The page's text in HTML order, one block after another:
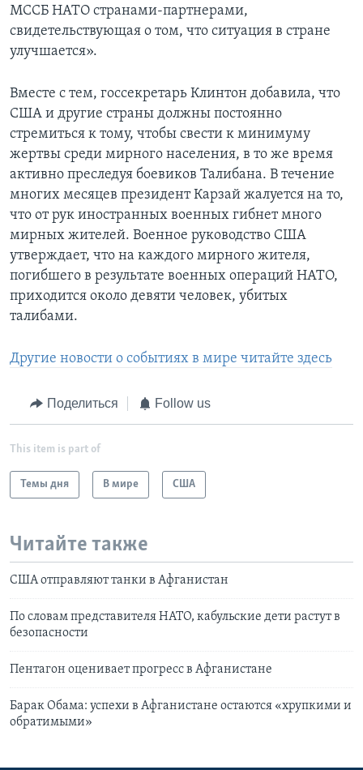
МССБ НАТО странами-партнерами,
свидетельствующая о том, что ситуация в стране
улучшается».
Вместе с тем, госсекретарь Клинтон добавила, что
США и другие страны должны постоянно
стремиться к тому, чтобы свести к минимуму
жертвы среди мирного населения, в то же время
активно преследуя боевиков Талибана. В течение
многих месяцев президент Карзай жалуется на то,
что от рук иностранных военных гибнет много
мирных жителей. Военное руководство США
утверждает, что на каждого мирного жителя,
погибшего в результате военных операций НАТО,
приходится около девяти человек, убитых
талибами.
Другие новости о событиях в мире читайте здесь
Поделиться Follow us
This item is part of
Темы дня В мире США
Читайте также
США отправляют танки в Афганистан
По словам представителя НАТО, кабульские дети растут в
безопасности
Пентагон оценивает прогресс в Афганистане
Барак Обама: успехи в Афганистане остаются «хрупкими и
обратимыми»